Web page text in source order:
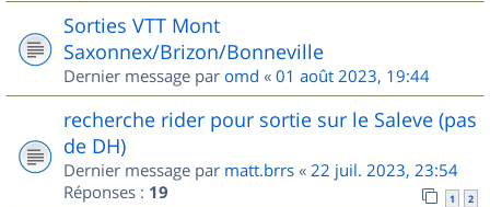
Sorties VTT Mont
Saxonnex/Brizon/Bonneville
Dernier message par omd « 01 août 2023, 19:44
recherche rider pour sortie sur le Saleve (pas
de DH)
Dernier message par matt.brrs « 22 juil. 2023, 23:54
Réponses : 19 1 2